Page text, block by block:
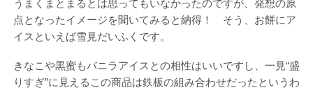
うまくまとまるとは思ってもいなかったのですが、発想の原
点となったイメージを聞いてみると納得！ そう、お餅にア
イスといえば雪見だいふくです。
きなこや黒蜜もバニラアイスとの相性はいいですし、一見“盛
りすぎ”に見えるこの商品は鉄板の組み合わせだったというわ